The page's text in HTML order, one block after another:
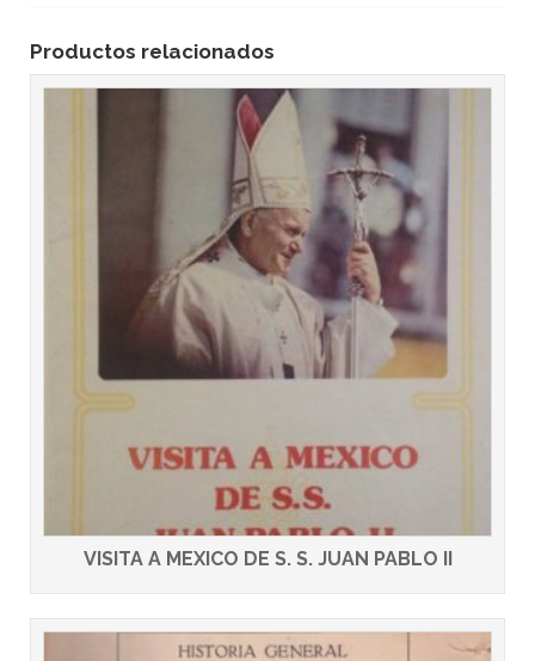
Productos relacionados
VISITA A MEXICO DE S. S. JUAN PABLO II